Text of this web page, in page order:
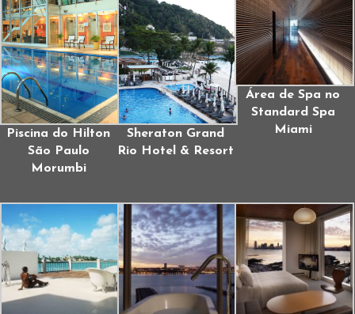
Piscina do Hilton
São Paulo
Morumbi
Sheraton Grand
Rio Hotel & Resort
Área de Spa no
Standard Spa
Miami